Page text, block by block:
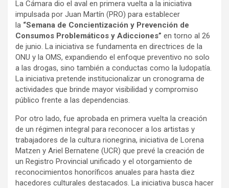
La Cámara dio el aval en primera vuelta a la iniciativa
impulsada por Juan Martín (PRO) para establecer
la “Semana de Concientización y Prevención de
Consumos Problemáticos y Adicciones” en torno al 26
de junio. La iniciativa se fundamenta en directrices de la
ONU y la OMS, expandiendo el enfoque preventivo no solo
a las drogas, sino también a conductas como la ludopatía.
La iniciativa pretende institucionalizar un cronograma de
actividades que brinde mayor visibilidad y compromiso
público frente a las dependencias.
Por otro lado, fue aprobada en primera vuelta la creación
de un régimen integral para reconocer a los artistas y
trabajadores de la cultura rionegrina, iniciativa de Lorena
Matzen y Ariel Bernatene (UCR) que prevé la creación de
un Registro Provincial unificado y el otorgamiento de
reconocimientos honoríficos anuales para hasta diez
hacedores culturales destacados. La iniciativa busca hacer